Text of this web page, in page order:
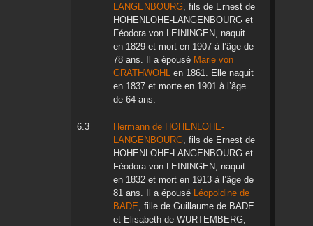
LANGENBOURG, fils de Ernestde
HOHENLOHE-LANGENBOURGet
Féodoravon LEININGEN, naquit
en 1829et mort en 1907à l’âge de
78 ans. Il a épousé Marievon
GRATHWOHLen 1861. Elle naquit
en 1837et morte en 1901à l’âge
de 64 ans.
Hermannde HOHENLOHE-
LANGENBOURG, fils de Ernestde
HOHENLOHE-LANGENBOURGet
Féodoravon LEININGEN, naquit
en 1832et mort en 1913à l’âge de
81 ans. Il a épousé Léopoldinede
BADE, fille de Guillaumede BADE
et Elisabethde WURTEMBERG,